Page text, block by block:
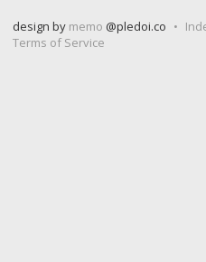
design by memo @pledoi.co
Terms of Service